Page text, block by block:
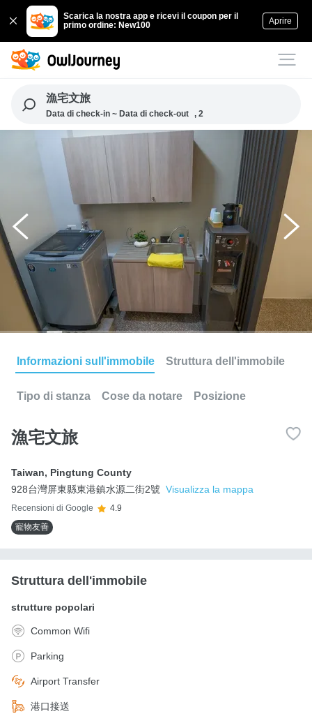
Scarica la nostra app e ricevi il coupon per il
primo ordine: New100
Aprire
漁宅文旅
Data di check-in ~ Data di check-out , 2
Informazioni sull'immobile Struttura dell'immobile
Tipo di stanza Cose da notare Posizione
漁宅文旅
Taiwan, Pingtung County
928台灣屏東縣東港鎮水源二街2號 Visualizza la mappa
Recensioni di Google
4.9
寵物友善
Struttura dell'immobile
strutture popolari
Common Wifi
Parking
Airport Transfer
港口接送